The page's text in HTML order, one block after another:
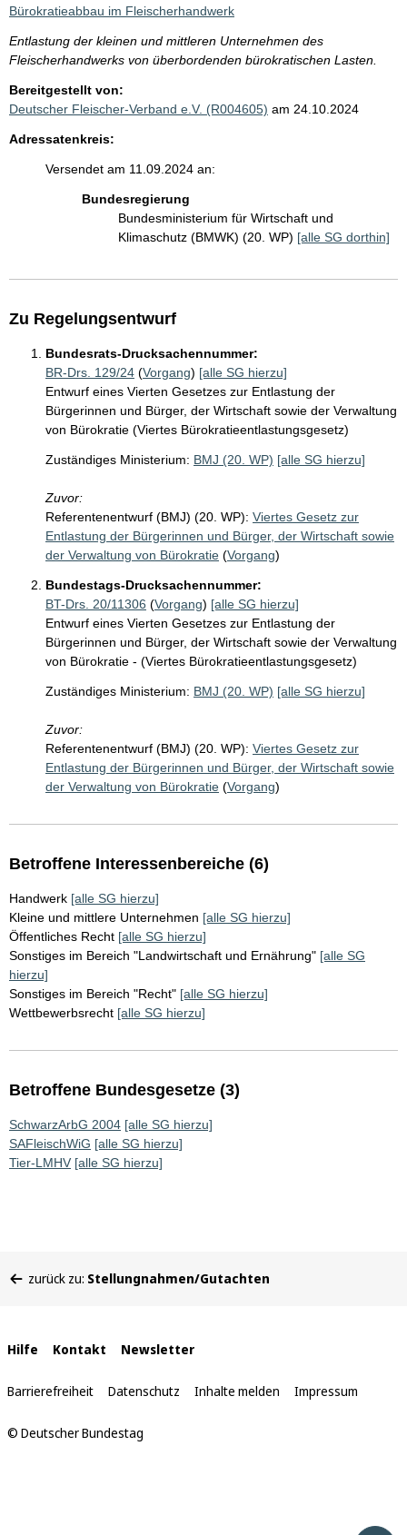
Bürokratieabbau im Fleischerhandwerk
Entlastung der kleinen und mittleren Unternehmen des
Fleischerhandwerks von überbordenden bürokratischen Lasten.
Bereitgestellt von:
Deutscher Fleischer-Verband e.V. (R004605) am 24.10.2024
Adressatenkreis:
Versendet am 11.09.2024 an:
Bundesregierung
Bundesministerium für Wirtschaft und
Klimaschutz (BMWK) (20. WP) [alle SG dorthin]
Zu Regelungsentwurf
Bundesrats-Drucksachennummer:
BR-Drs. 129/24 (Vorgang) [alle SG hierzu]
Entwurf eines Vierten Gesetzes zur Entlastung der
Bürgerinnen und Bürger, der Wirtschaft sowie der Verwaltung
von Bürokratie (Viertes Bürokratieentlastungsgesetz)
Zuständiges Ministerium: BMJ (20. WP) [alle SG hierzu]
Zuvor:
Referentenentwurf (BMJ) (20. WP): Viertes Gesetz zur
Entlastung der Bürgerinnen und Bürger, der Wirtschaft sowie
der Verwaltung von Bürokratie (Vorgang)
Bundestags-Drucksachennummer:
BT-Drs. 20/11306 (Vorgang) [alle SG hierzu]
Entwurf eines Vierten Gesetzes zur Entlastung der
Bürgerinnen und Bürger, der Wirtschaft sowie der Verwaltung
von Bürokratie - (Viertes Bürokratieentlastungsgesetz)
Zuständiges Ministerium: BMJ (20. WP) [alle SG hierzu]
Zuvor:
Referentenentwurf (BMJ) (20. WP): Viertes Gesetz zur
Entlastung der Bürgerinnen und Bürger, der Wirtschaft sowie
der Verwaltung von Bürokratie (Vorgang)
Betroffene Interessenbereiche (6)
Handwerk [alle SG hierzu]
Kleine und mittlere Unternehmen [alle SG hierzu]
Öffentliches Recht [alle SG hierzu]
Sonstiges im Bereich "Landwirtschaft und Ernährung" [alle SG
hierzu]
Sonstiges im Bereich "Recht" [alle SG hierzu]
Wettbewerbsrecht [alle SG hierzu]
Betroffene Bundesgesetze (3)
SchwarzArbG 2004 [alle SG hierzu]
SAFleischWiG [alle SG hierzu]
Tier-LMHV [alle SG hierzu]
befinden
zurück zu: Stellungnahmen/Gutachten
Interne
Links
Hilfe Kontakt Newsletter
Barrierefreiheit Datenschutz Inhalte melden Impressum
© Deutscher Bundestag